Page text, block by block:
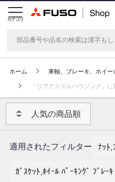
カテゴリ
ホーム 車軸、ブレーキ、ホイー
「リアアクスルハウジング」
人気の商品順
適用されたフィルター ﾅｯﾄ,
ｶﾞｽｹｯﾄ,ﾎｲｰﾙ ﾊﾟｰｷﾝｸﾞ ﾌﾞﾚｰ